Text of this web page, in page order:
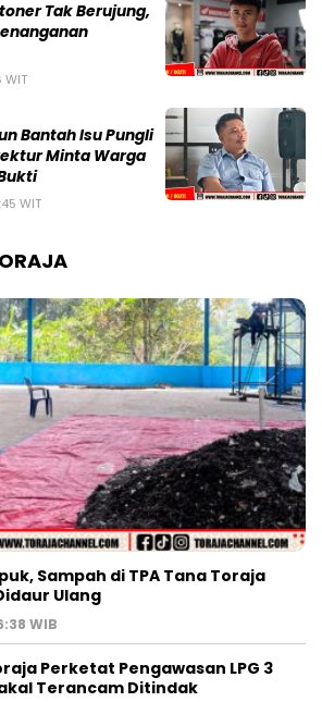
Tak Berujung,
WIT
Bantah Isu Pungli
Minta Warga
WIT
Sampah di TPA Tana Toraja
Ulang
WIB
Perketat Pengawasan LPG 3
Terancam Ditindak